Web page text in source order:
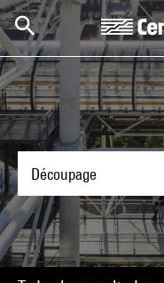
Skip to main content
Centre Pompidou